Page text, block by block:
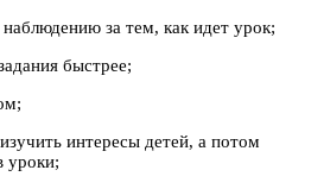
за тем, как идет урок;
быстрее;
интересы детей, а потом
уроки;